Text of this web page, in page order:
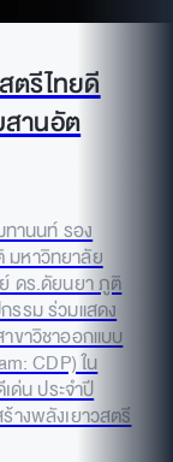
ตรีไทยดี
สานอัต
ทานนท์ รอง
มหาวิทยาลัย
ดร.ดัยนยา ภูติ
รรม ร่วมแสดง
ขาวิชาออกแบบ
CDP) ใน
ด่น ประจำปี
างพลังเยาวสตรี